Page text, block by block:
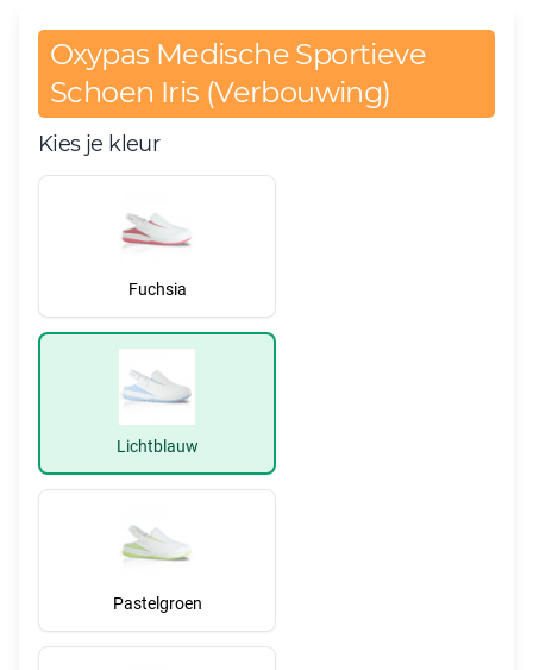
Oxypas Medische Sportieve
Schoen Iris (Verbouwing)
Kies je kleur
Fuchsia
Lichtblauw
Pastelgroen